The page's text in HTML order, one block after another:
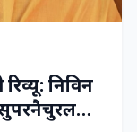
निविन